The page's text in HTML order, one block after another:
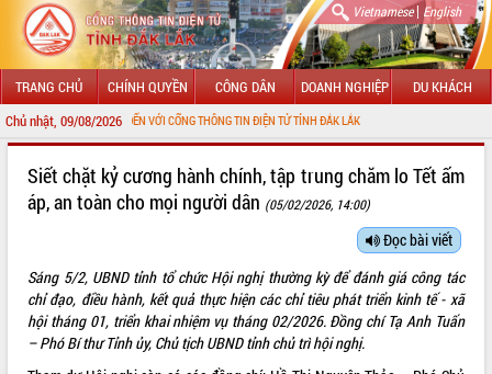
Vietnamese| English
TRANG CHỦ CHÍNH QUYỀN CÔNG DÂN DOANH NGHIỆP DU KHÁCH
Chủ nhật, 09/08/2026
MỪNG ĐẾN VỚI CỔNG THÔNG TIN ĐIỆN TỬ TỈNH ĐẮK LẮK
LÃNH ĐẠO UBND TỈNH
SỞ, BAN, NGÀNH
UBND CÁC XÃ, PHƯỜNG
Siết chặt kỷ cương hành chính, tập trung chăm lo Tết ấm
áp, an toàn cho mọi người dân (05/02/2026, 14:00)
Đọc bài viết
Sáng 5/2, UBND tỉnh tổ chức Hội nghị thường kỳ để đánh giá công tác
chỉ đạo, điều hành, kết quả thực hiện các chỉ tiêu phát triển kinh tế - xã
hội tháng 01, triển khai nhiệm vụ tháng 02/2026. Đồng chí Tạ Anh Tuấn
– Phó Bí thư Tỉnh ủy, Chủ tịch UBND tỉnh chủ trì hội nghị.